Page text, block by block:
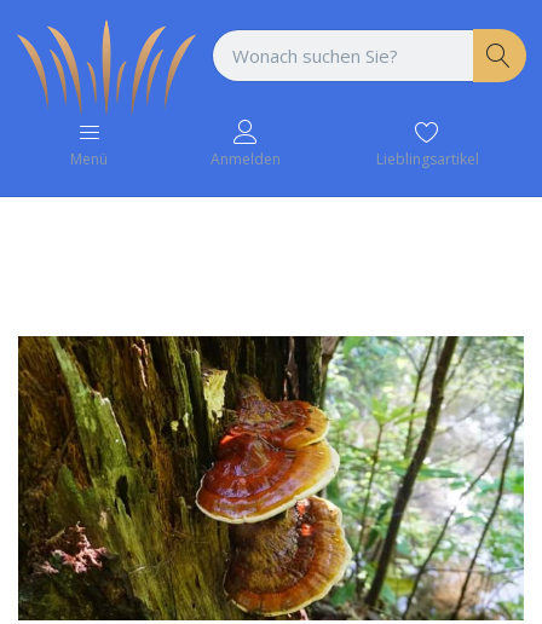
Menü Anmelden Lieblingsartikel